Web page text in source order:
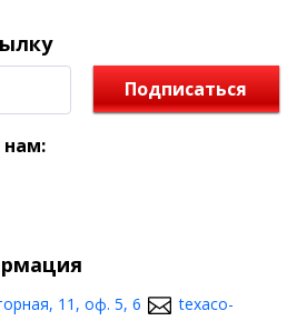
Подписаться
нам:
11, оф. 5, 6
texaco-